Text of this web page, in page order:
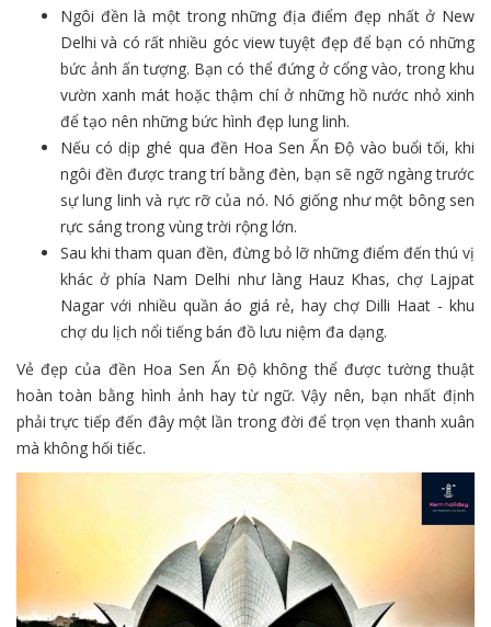
Ngôi đền là một trong những địa điểm đẹp nhất ở New
Delhi và có rất nhiều góc view tuyệt đẹp để bạn có những
bức ảnh ấn tượng. Bạn có thể đứng ở cổng vào, trong khu
vườn xanh mát hoặc thậm chí ở những hồ nước nhỏ xinh
để tạo nên những bức hình đẹp lung linh.
Nếu có dịp ghé qua đền Hoa Sen Ấn Độ vào buổi tối, khi
ngôi đền được trang trí bằng đèn, bạn sẽ ngỡ ngàng trước
sự lung linh và rực rỡ của nó. Nó giống như một bông sen
rực sáng trong vùng trời rộng lớn.
Sau khi tham quan đền, đừng bỏ lỡ những điểm đến thú vị
khác ở phía Nam Delhi như làng Hauz Khas, chợ Lajpat
Nagar với nhiều quần áo giá rẻ, hay chợ Dilli Haat - khu
chợ du lịch nổi tiếng bán đồ lưu niệm đa dạng.
Vẻ đẹp của đền Hoa Sen Ấn Độ không thể được tường thuật
hoàn toàn bằng hình ảnh hay từ ngữ. Vậy nên, bạn nhất định
phải trực tiếp đến đây một lần trong đời để trọn vẹn thanh xuân
mà không hối tiếc.